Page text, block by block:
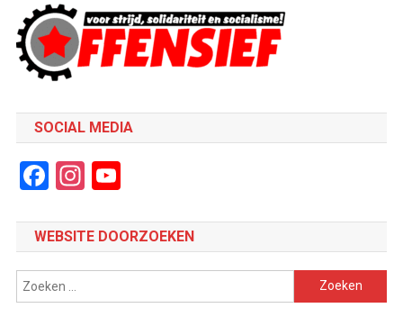
SOCIAL MEDIA
Facebook
Instagram
YouTube
WEBSITE DOORZOEKEN
Zoeken
naar: